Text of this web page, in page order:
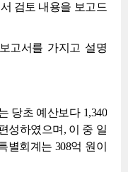
검토 내용을 보고드
고서를 가지고 설명
당초 예산보다 1,340
성하였으며, 이 중 일
별회계는 308억 원이